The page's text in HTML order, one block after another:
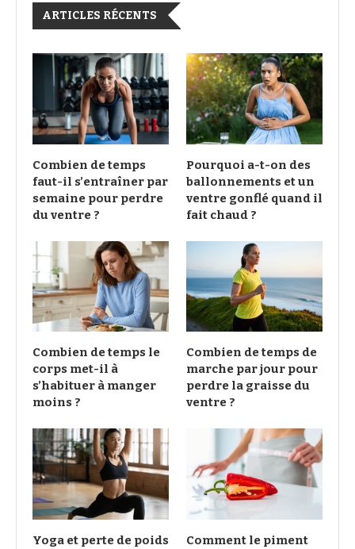
ARTICLES RÉCENTS
Combien de temps
faut-il s’entraîner par
semaine pour perdre
du ventre ?
Pourquoi a-t-on des
ballonnements et un
ventre gonflé quand il
fait chaud ?
Combien de temps le
corps met-il à
s’habituer à manger
moins ?
Combien de temps de
marche par jour pour
perdre la graisse du
ventre ?
Yoga et perte de poids
Comment le piment